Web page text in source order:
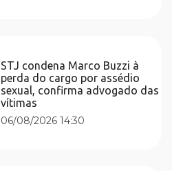
STJ condena Marco Buzzi à
perda do cargo por assédio
sexual, confirma advogado das
vítimas
06/08/2026 14:30